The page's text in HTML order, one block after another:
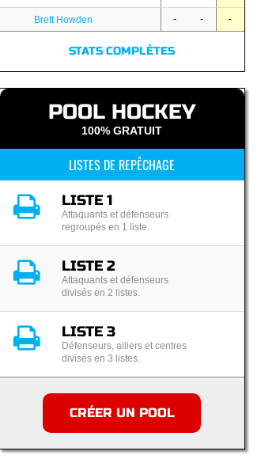
Brett Howden - - -
STATS COMPLÈTES
POOL HOCKEY
100% GRATUIT
LISTES DE REPÊCHAGE
LISTE 1
Attaquants et défenseurs
regroupés en 1 liste.
LISTE 2
Attaquants et défenseurs
divisés en 2 listes.
LISTE 3
Défenseurs, ailiers et centres
divisés en 3 listes.
CRÉER UN POOL